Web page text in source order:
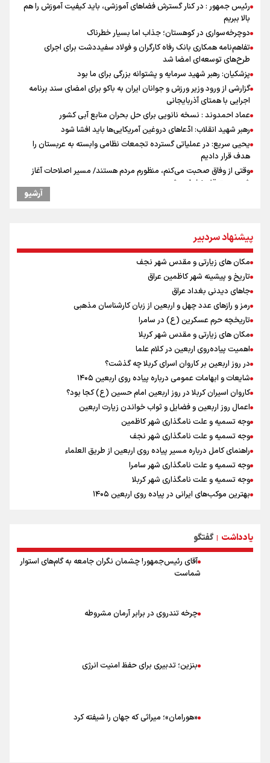
رئیس جمهور : در کنار گسترش فضاهای آموزشی، باید کیفیت آموزش را هم
بالا ببریم
دوچرخه‌سواری در کوهستان؛ جذاب اما بسیار خطرناک
تفاهم‌نامه همکاری بانک رفاه کارگران و فولاد سفیددشت برای اجرای
طرح‌های توسعه‌ای امضا شد
پزشکیان: رهبر شهید سرمایه و پشتوانه بزرگی برای ما بود
گزارشی از ورود وزیر ورزش و جوانان ایران به باکو برای امضای سند برنامه
اجرایی با همتای آذربایجانی
عماد احمدوند : نسخه نانویی برای حل بحران منابع آبی کشور
رهبر شهید انقلاب: ادّعاهای دروغین آمریکایی‌ها باید افشا شود
یحیی سریع: در عملیاتی گسترده تجمعات نظامی وابسته به عربستان را
هدف قرار دادیم
وقتی از وفاق صحبت می‌کنم، منظورم مردم هستند/ مسیر اصلاحات آغاز
شده و متوقف نخواهد شد
استاندار خوزستان: دو میلیون و ۱۷۰ هزار تردد در مرزهای شلمچه و چذابه
جابجایی مرکز ثقل اقتصاد جهان انجام شد/ فرصت طلایی برای اقتصاد
ایران +نمودار
امیررضا غلامی، ملی پوش تکواندو : تمرکزم روی مسابقات پاکستان است نه
بازی های آسیایی
رادین زینالی، ملی پوش تکواندو : قدم به قدم تلاش می کنم تا به طلای
المپیک برسم
کانادا دو مظنون تیراندازی در نزدیکی کنسولگری آمریکا را بازداشت کرد
ونس: ایرانی‌ها مذاکره‌کنندگان سرسختی هستند
اردوی تیم ملی تکواندو
در ادامه سیاست جوان‌گرایی در پرسپولیس؛ ستاره‌های امید به بزرگسالان
اضافه شدند
آرشیو
پیشنهاد سردبیر
مکان های زیارتی و مقدس شهر نجف
تاریخ و پیشینه شهر کاظمین عراق
جاهای دیدنی بغداد عراق
رمز و رازهای عدد چهل و اربعین از زبان کارشناسان مذهبی
تاریخچه حرم عسکرین (ع) در سامرا
مکان های زیارتی و مقدس شهر کربلا
اهمیت پیاده‌روی اربعین در کلام علما
در روز اربعین بر کاروان اسرای کربلا چه گذشت؟
شایعات و ابهامات عمومی درباره پیاده روی اربعین ۱۴۰۵
کاروان اسیران کربلا در روز اربعین امام حسین (ع) کجا بود؟
اعمال روز اربعین و فضایل و ثواب خواندن زیارت اربعین
وجه تسمیه و علت نامگذاری شهر کاظمین
وجه تسمیه و علت نامگذاری شهر نجف
راهنمای کامل درباره مسیر پیاده روی اربعین از طریق العلماء
وجه تسمیه و علت نامگذاری شهر سامرا
وجه تسمیه و علت نامگذاری شهر کربلا
بهترین موکب‌های ایرانی در پیاده روی اربعین ۱۴۰۵
۲۰ نکته دوستانه درباره پیاده روی اربعین و عراقی ها
یادداشت | گفتگو
آقای رئیس‌جمهور! چشمان نگران جامعه به گام‌های استوار
شماست
چرخه تندروی در برابر آرمان مشروطه
بنزین؛ تدبیری برای حفظ امنیت انرژی
«هورامان»؛ میراثی که جهان را شیفته کرد